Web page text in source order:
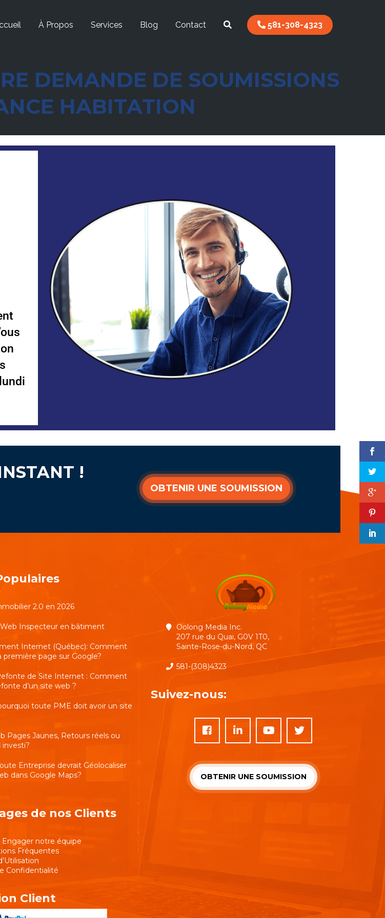
À Propos Services Blog Contact 581-308-4323
DEMANDE DE SOUMISSIONS
HABITATION
!
OBTENIR UNE SOUMISSION
2.0 en 2026
Inspecteur en bâtiment
Internet (Québec): Comment
première page sur Google?
de Site Internet : Comment
d’un site web ?
toute PME doit avoir un site
Pages Jaunes, Retours réels ou
Entreprise devrait Géolocaliser
dans Google Maps?
de nos Clients
Engager notre équipe
Fréquentes
Confidentialité
Client
Oolong Media Inc.
207 rue du Quai, G0V 1T0,
Sainte-Rose-du-Nord, QC
581-(308)4323
Suivez-nous:
OBTENIR UNE SOUMISSION